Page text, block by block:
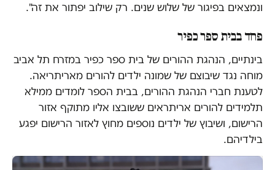
ונמצאים בפיגור של שלוש שנים. רק שילוב יפתור את זה".
פחד בבית ספר כפיר
בינתיים, הנהגת ההורים של בית ספר כפיר במזרח תל אביב
מוחה נגד שיבוצם של שמונה ילדים להורים מאריתריאה.
לטענת חברי הנהגת ההורים, בבית הספר לומדים ממילא
תלמידים להורים אריתראים ששובצו אליו מתוקף אזור
הרישום, ושיבוץ של ילדים נוספים מחוץ לאזור הרישום יפגע
בילדיהם.